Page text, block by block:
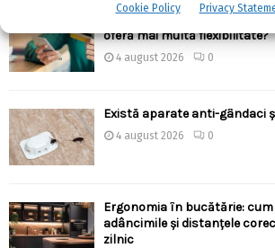
Cookie Policy Privacy
Linie de credit sau împrumut
oferă mai multă flexibilitate?
4 august 2026 0
Există aparate anti-gândaci
4 august 2026 0
Ergonomia în bucătărie:
adâncimile și distanțele
zilnic